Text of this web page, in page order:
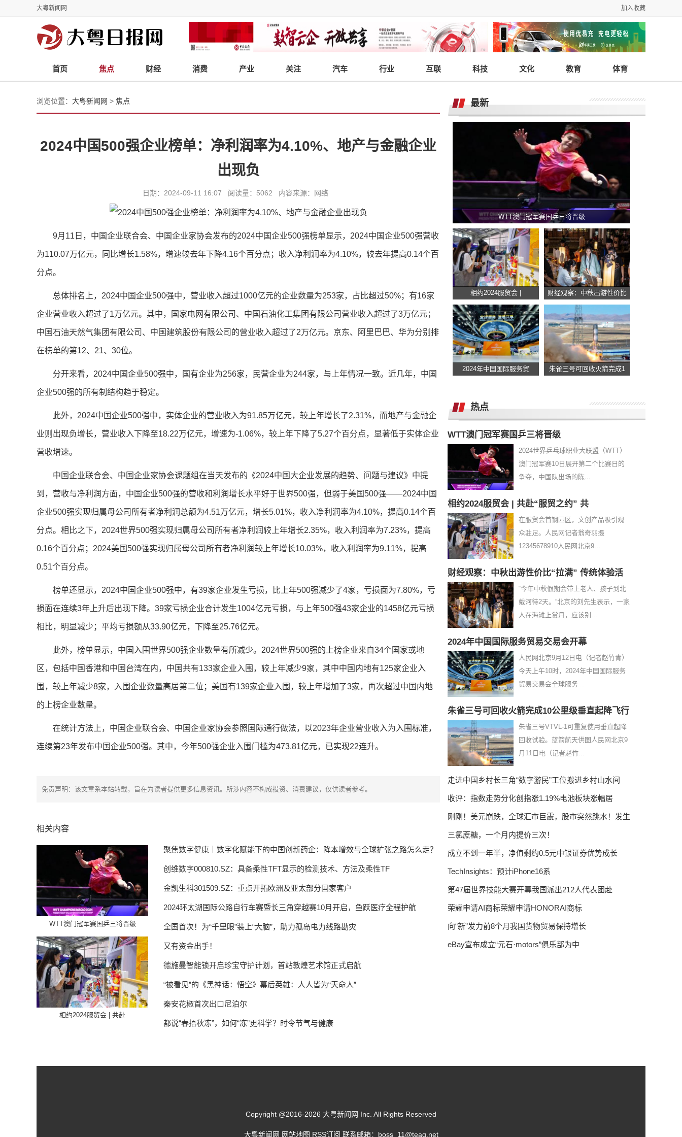
大粤新闻网 加入收藏
首页 焦点 财经 消费 产业 关注 汽车 行业 互联 科技 文化 教育 体育
浏览位置： 大粤新闻网 > 焦点
2024中国500强企业榜单：净利润率为4.10%、地产与金融企业
出现负
日期：2024-09-11 16:07 阅读量：5062 内容来源：网络
9月11日，中国企业联合会、中国企业家协会发布的2024中国企业500强榜单显示，2024中国企业500强营收
为110.07万亿元，同比增长1.58%，增速较去年下降4.16个百分点；收入净利润率为4.10%，较去年提高0.14个百
分点。
总体排名上，2024中国企业500强中，营业收入超过1000亿元的企业数量为253家，占比超过50%；有16家
企业营业收入超过了1万亿元。其中，国家电网有限公司、中国石油化工集团有限公司营业收入超过了3万亿元；
中国石油天然气集团有限公司、中国建筑股份有限公司的营业收入超过了2万亿元。京东、阿里巴巴、华为分别排
在榜单的第12、21、30位。
分开来看，2024中国企业500强中，国有企业为256家，民营企业为244家，与上年情况一致。近几年，中国
企业500强的所有制结构趋于稳定。
此外，2024中国企业500强中，实体企业的营业收入为91.85万亿元，较上年增长了2.31%，而地产与金融企
业则出现负增长，营业收入下降至18.22万亿元，增速为-1.06%，较上年下降了5.27个百分点，显著低于实体企业
营收增速。
中国企业联合会、中国企业家协会课题组在当天发布的《2024中国大企业发展的趋势、问题与建议》中提
到，营收与净利润方面，中国企业500强的营收和利润增长水平好于世界500强，但弱于美国500强——2024中国
企业500强实现归属母公司所有者净利润总额为4.51万亿元，增长5.01%，收入净利润率为4.10%，提高0.14个百
分点。相比之下，2024世界500强实现归属母公司所有者净利润较上年增长2.35%，收入利润率为7.23%，提高
0.16个百分点；2024美国500强实现归属母公司所有者净利润较上年增长10.03%，收入利润率为9.11%，提高
0.51个百分点。
榜单还显示，2024中国企业500强中，有39家企业发生亏损，比上年500强减少了4家，亏损面为7.80%，亏
损面在连续3年上升后出现下降。39家亏损企业合计发生1004亿元亏损，与上年500强43家企业的1458亿元亏损
相比，明显减少；平均亏损额从33.90亿元，下降至25.76亿元。
此外，榜单显示，中国入围世界500强企业数量有所减少。2024世界500强的上榜企业来自34个国家或地
区，包括中国香港和中国台湾在内，中国共有133家企业入围，较上年减少9家，其中中国内地有125家企业入
围，较上年减少8家，入围企业数量高居第二位；美国有139家企业入围，较上年增加了3家，再次超过中国内地
的上榜企业数量。
在统计方法上，中国企业联合会、中国企业家协会参照国际通行做法，以2023年企业营业收入为入围标准，
连续第23年发布中国企业500强。其中，今年500强企业入围门槛为473.81亿元，已实现22连升。
免责声明：该文章系本站转载，旨在为读者提供更多信息资讯。所涉内容不构成投资、消费建议，仅供读者参考。
相关内容
WTT澳门冠军赛国乒三将晋级
相约2024服贸会 | 共赴
聚焦数字健康｜数字化赋能下的中国创新药企：降本增效与全球扩张之路怎么走？
创维数字000810.SZ：具备柔性TFT显示的检测技术、方法及柔性TF
金凯生科301509.SZ：重点开拓欧洲及亚太部分国家客户
2024环太湖国际公路自行车赛暨长三角穿越赛10月开启，鱼跃医疗全程护航
全国首次！为“千里眼”装上“大脑”，助力孤岛电力线路勘灾
又有资金出手！
德施曼智能锁开启珍宝守护计划，首站敦煌艺术馆正式启航
“被看见”的《黑神话：悟空》幕后英雄：人人皆为“天命人”
秦安花椒首次出口尼泊尔
都说“春捂秋冻”，如何“冻”更科学？时令节气与健康
最新
WTT澳门冠军赛国乒三将晋级
相约2024服贸会 | 财经观察：中秋出游性价比
2024年中国国际服务贸 朱雀三号可回收火箭完成1
热点
WTT澳门冠军赛国乒三将晋级
2024世界乒乓球职业大联盟（WTT）
澳门冠军赛10日展开第二个比赛日的
争夺，中国队出场的陈...
相约2024服贸会 | 共赴“服贸之约” 共
在服贸会首钢园区，文创产品吸引观
众驻足。人民网记者翁奇羽摄
12345678910人民网北京9...
财经观察：中秋出游性价比“拉满” 传统体验活
“今年中秋假期会带上老人、孩子到北
戴河待2天。”北京的刘先生表示，一家
人在海滩上赏月，应该别...
2024年中国国际服务贸易交易会开幕
人民网北京9月12日电（记者赵竹青）
今天上午10时，2024年中国国际服务
贸易交易会全球服务...
朱雀三号可回收火箭完成10公里级垂直起降飞行
朱雀三号VTVL-1可重复使用垂直起降
回收试验。蓝箭航天供图人民网北京9
月11日电（记者赵竹...
走进中国乡村长三角“数字游民”工位搬进乡村山水间
收评：指数走势分化创指涨1.19%电池板块涨幅居
刚刚！美元崩跌，全球汇市巨震，股市突然跳水！发生
三氯蔗糖，一个月内提价三次！
成立不到一年半，净值剩约0.5元中银证券优势成长
TechInsights：预计iPhone16系
第47届世界技能大赛开幕我国派出212人代表团赴
荣耀申请AI商标荣耀申请HONORAI商标
向“新”发力前8个月我国货物贸易保持增长
eBay宣布成立“元石·motors”俱乐部为中
Copyright @2016-2026 大粤新闻网 Inc. All Rights Reserved
大粤新闻网 网站地图 RSS订阅 联系邮箱：boss_11@teag.net